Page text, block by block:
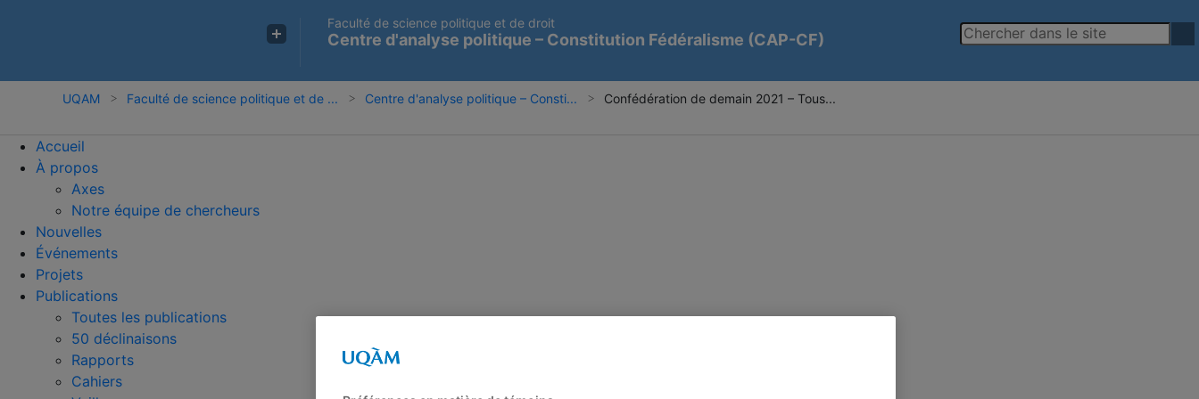
Faculté de science politique et de droit
Centre d'analyse politique – Constitution Fédéralisme (CAP-CF)
UQAM Faculté de science politique et de ... Centre d'analyse politique – Consti... Confédération de demain 2021 – Tous...
Accueil
À propos
Axes
Notre équipe de chercheurs
Nouvelles
Événements
Projets
Publications
Toutes les publications
50 déclinaisons
Rapports
Cahiers